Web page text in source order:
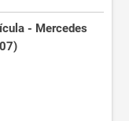
- Mercedes